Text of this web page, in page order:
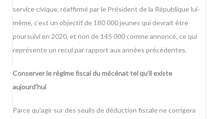
service civique, réaffirmé par le Président de la République lui-
même, c’est un objectif de 180 000 jeunes qui devrait être
poursuivi en 2020, et non de 145 000 comme annoncé, ce qui
représente un recul par rapport aux années précédentes.
Conserver le régime fiscal du mécénat tel qu’il existe
aujourd’hui
Parce qu’agir sur des seuils de déduction fiscale ne corrigera